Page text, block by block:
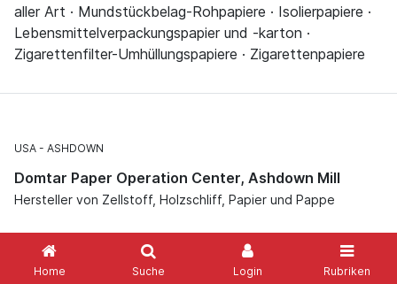
Home Suche Login Rubriken
aller Art · Mundstückbelag-Rohpapiere · Isolierpapiere ·
Lebensmittelverpackungspapier und -karton ·
Zigarettenfilter-Umhüllungspapiere · Zigarettenpapiere
USA ASHDOWN
Domtar Paper Operation Center, Ashdown Mill
Hersteller von Zellstoff, Holzschliff, Papier und Pappe
Kurzfaser-Sulfat-Zellstoffe, gebleicht · Langfaser-
Sulfat-Zellstoffe, halbgebleicht · Scheckpapiere ·